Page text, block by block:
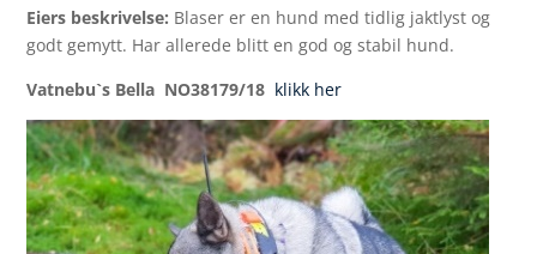
Eiers beskrivelse: Blaser er en hund med tidlig jaktlyst og
godt gemytt. Har allerede blitt en god og stabil hund.
Vatnebu`s Bella NO38179/18 klikk her